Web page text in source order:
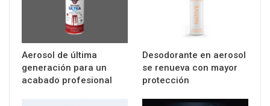
Aerosol de última
generación para un
acabado profesional
Desodorante en aerosol
se renueva con mayor
protección